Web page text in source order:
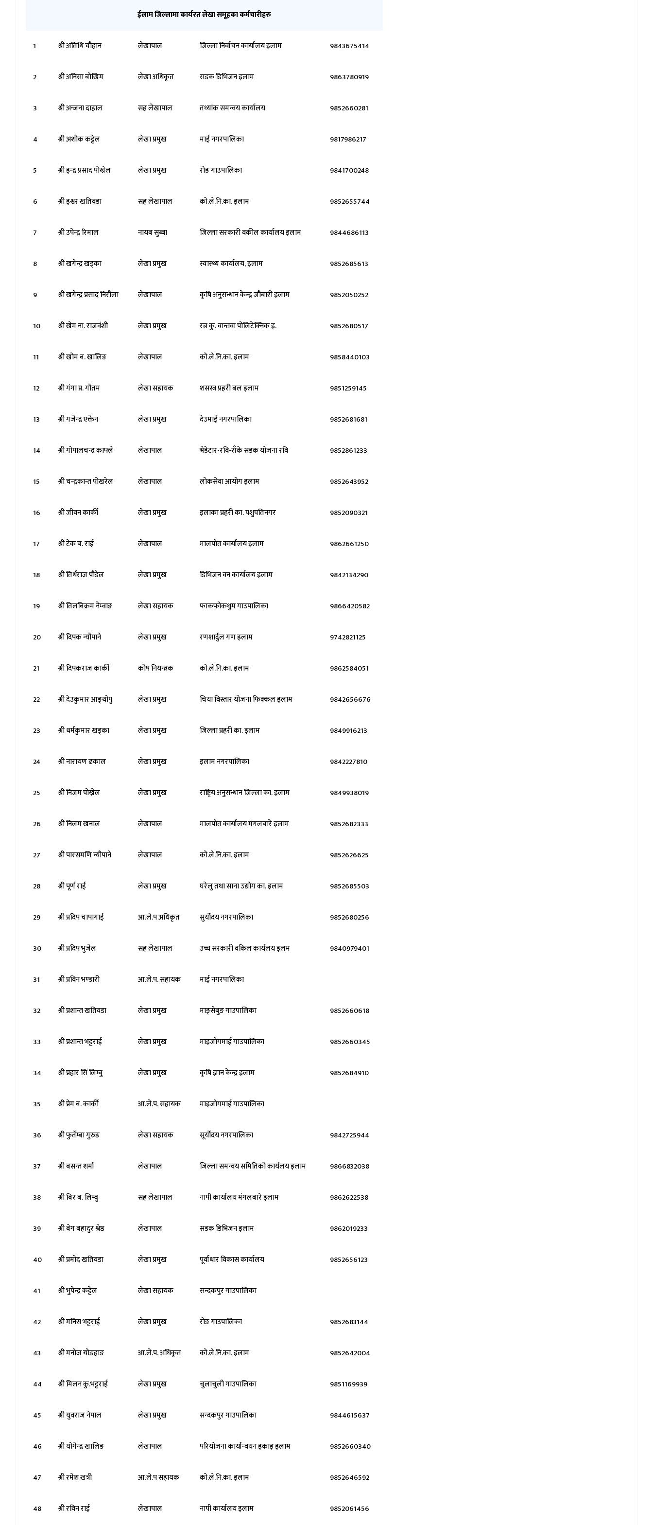
ईलाम जिल्लामा कार्यरत लेखा समूहका कर्मचारीहरु
1 श्री अतिथि चौहान लेखापाल जिल्ला निर्वाचन कार्यालय इलाम 9843675414
2 श्री अनिसा बोखिम लेखा अधिकृत सडक डिभिजन इलाम 9863780919
3 श्री अन्जना दाहाल सह लेखापाल तथ्यांक समन्वय कार्यालय 9852660281
4 श्री अशोक कट्टेल लेखा प्रमुख माई नगरपालिका 9817986217
5 श्री इन्द्र प्रसाद पोख्रेल लेखा प्रमुख रोङ गाउपालिका 9841700248
6 श्री इश्वर खतिवडा सह लेखापाल को.ले.नि.का. इलाम 9852655744
7 श्री उपेन्द्र रिमाल नायब सुब्बा जिल्ला सरकारी वकील कार्यालय इलाम 9844686113
8 श्री खगेन्द्र खड्का लेखा प्रमुख स्वास्थ्य कार्यालय, इलाम 9852685613
9 श्री खगेन्द्र प्रसाद निरौला लेखापाल कृषि अनुसन्धान केन्द्र जौबारी इलाम 9852050252
10 श्री खेम ना. राजवंशी लेखा प्रमुख रत्न कु. वान्तवा पोलिटेक्निक इ. 9852680517
11 श्री खोम ब. खालिङ लेखापाल को.ले.नि.का. इलाम 9858440103
12 श्री गंगा प्र. गौतम लेखा सहायक शसस्त्र प्रहरी बल इलाम 9851259145
13 श्री गजेन्द्र एक्तेन लेखा प्रमुख देउमाई नगरपालिका 9852681681
14 श्री गोपालचन्द्र काफ्ले लेखापाल भेडेटार-रवि-राँके सडक योजना रवि 9852861233
15 श्री चन्द्रकान्त पोखरेल लेखापाल लोकसेवा आयोग इलाम 9852643952
16 श्री जीवन कार्की लेखा प्रमुख इलाका प्रहरी का. पशुपतिनगर 9852090321
17 श्री टेक ब. राई लेखापाल मालपोत कार्यालय इलाम 9862661250
18 श्री तिर्थराज पौडेल लेखा प्रमुख डिभिजन वन कार्यालय इलाम 9842134290
19 श्री तिलबिक्रम नेम्वाङ लेखा सहायक फाकफोकथुम गाउपालिका 9866420582
20 श्री दिपक न्यौपाने लेखा प्रमुख रणशार्दुल गण इलाम 9742821125
21 श्री दिपकराज कार्की कोष नियन्त्रक को.ले.नि.का. इलाम 9862584051
22 श्री देउकुमार आङ्थोपु लेखा प्रमुख चिया विस्तार योजना फिक्कल इलाम 9842656676
23 श्री धर्मकुमार खड्का लेखा प्रमुख जिल्ला प्रहरी का. इलाम 9849916213
24 श्री नारायण ढकाल लेखा प्रमुख इलाम नगरपालिका 9842227810
25 श्री निजम पोख्रेल लेखा प्रमुख राष्ट्रिय अनुसन्धान जिल्ला का. इलाम 9849938019
26 श्री निलम खनाल लेखापाल मालपोत कार्यालय मंगलबारे इलाम 9852682333
27 श्री पारसमणि न्यौपाने लेखापाल को.ले.नि.का. इलाम 9852626625
28 श्री पूर्ण राई लेखा प्रमुख घरेलु तथा साना उद्योग का. इलाम 9852685503
29 श्री प्रदिप चापागाई आ.ले.प अधिकृत सुर्योदय नगरपालिका 9852680256
30 श्री प्रदिप भुजेल सह लेखापाल उच्च सरकारी वकिल कार्यलय इलम 9840979401
31 श्री प्रविन भण्डारी आ.ले.प. सहायक माई नगरपालिका
32 श्री प्रशान्त खतिवडा लेखा प्रमुख माङ्सेबुङ गाउपालिका 9852660618
33 श्री प्रशान्त भट्टराई लेखा प्रमुख माइजोगमाई गाउपालिका 9852660345
34 श्री प्रहार सिं लिम्बु लेखा प्रमुख कृषि ज्ञान केन्द्र इलाम 9852684910
35 श्री प्रेम ब. कार्की आ.ले.प. सहायक माइजोगमाई गाउपालिका
36 श्री फुर्तेम्बा गुरुङ लेखा सहायक सूर्योदय नगरपालिका 9842725944
37 श्री बसन्त शर्मा लेखापाल जिल्ला समन्वय समितिको कार्यलय इलाम 9866832038
38 श्री बिर ब. लिम्बु सह लेखापाल नापी कार्यालय मंगलबारे इलाम 9862622538
39 श्री बेग बहादुर श्रेष्ठ लेखापाल सडक डिभिजन इलाम 9862019233
40 श्री प्रमोद खतिवडा लेखा प्रमुख पूर्वाधार विकास कार्यालय 9852656123
41 श्री भुपेन्द्र कट्टेल लेखा सहायक सन्दकपुर गाउपालिका
42 श्री मनिस भट्टराई लेखा प्रमुख रोङ गाउपालिका 9852683144
43 श्री मनोज योङहाङ आ.ले.प. अधिकृत को.ले.नि.का. इलाम 9852642004
44 श्री मिलन कु.भट्टराई लेखा प्रमुख चुलाचुली गाउपालिका 9851169939
45 श्री युवराज नेपाल लेखा प्रमुख सन्दकपुर गाउपालिका 9844615637
46 श्री योगेन्द्र खालिङ लेखापाल परियोजना कार्यान्वयन इकाइ इलाम 9852660340
47 श्री रमेश खत्री आ.ले.प सहायक को.ले.नि.का. इलाम 9852646592
48 श्री रविन राई लेखापाल नापी कार्यालय इलाम 9852061456